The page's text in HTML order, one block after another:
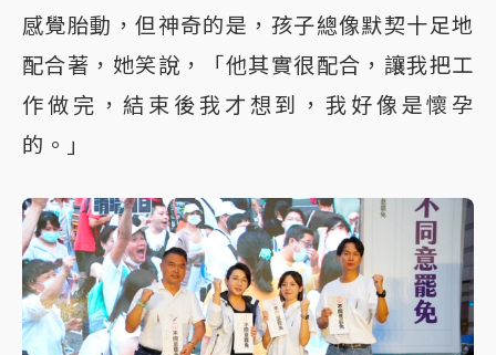
感覺胎動，但神奇的是，孩子總像默契十足地
配合著，她笑說，「他其實很配合，讓我把工
作做完，結束後我才想到，我好像是懷孕
的。」